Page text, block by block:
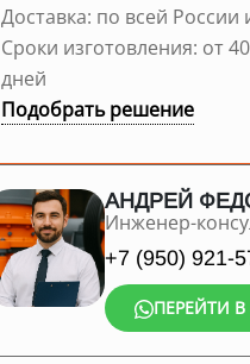
Доставка: по всей России
Сроки изготовления: от
дней
Подобрать решение
АНДРЕЙ
Инженер-
+7 (950) 921-
ПЕРЕЙТИ В